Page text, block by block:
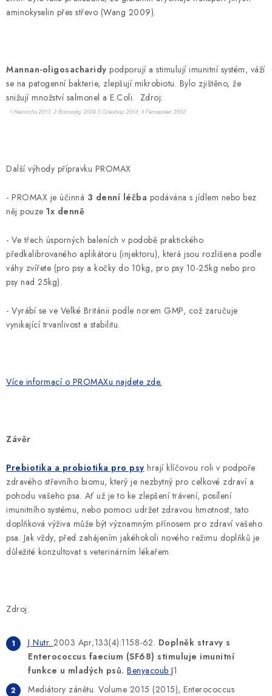
aminokyselin přes střevo (Wang 2009).
Mannan-oligosacharidy podporují a stimulují imunitní systém, váží
se na patogenní bakterie, zlepšují mikrobiotu. Bylo zjištěno, že
snižují množství salmonel a E.Coli. Zdroj:
Další výhody přípravku PROMAX
- PROMAX je účinná 3 denní léčba podávána s jídlem nebo bez
něj pouze 1x denně
- Ve třech úsporných baleních v podobě praktického
předkalibrovaného aplikátoru (injektoru), která jsou rozlišena podle
váhy zvířete (pro psy a kočky do 10kg, pro psy 10-25kg nebo pro
psy nad 25kg).
- Vyrábí se ve Velké Británii podle norem GMP, což zaručuje
vynikající trvanlivost a stabilitu.
Více informací o PROMAXu najdete zde.
Závěr
Prebiotika a probiotika pro psy hrají klíčovou roli v podpoře
zdravého střevního biomu, který je nezbytný pro celkové zdraví a
pohodu vašeho psa. Ať už je to ke zlepšení trávení, posílení
imunitního systému, nebo pomoci udržet zdravou hmotnost, tato
doplňková výživa může být významným přínosem pro zdraví vašeho
psa. Jak vždy, před zahájením jakéhokoli nového režimu doplňků je
důležité konzultovat s veterinárním lékařem.
Zdroj:
J Nutr. 2003 Apr;133(4):1158-62. Doplněk stravy s
Enterococcus faecium (SF68) stimuluje imunitní
funkce u mladých psů. Benyacoub J1
Mediátory zánětu. Volume 2015 (2015), Enterococcus